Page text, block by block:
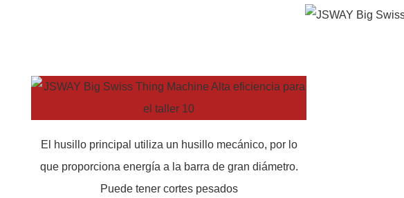
El husillo principal utiliza un husillo mecánico, por lo
que proporciona energía a la barra de gran diámetro.
Puede tener cortes pesados